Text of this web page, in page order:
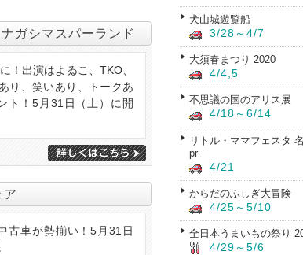
ガシマスパーランド
！出演はよゐこ、TKO、
り、笑いあり、トークあ
ト！5月31日（土）に開
ア
古車が勢揃い！5月31日
犬山城遊覧船
3/28～4/7
大須春まつり 2020
4/4,5
不思議の国のアリス展
4/18～6/14
リトル・ママフェスタ
pr
4/21
からだのふしぎ大冒険
4/25～5/10
全日本うまいもの祭り
4/29～5/6